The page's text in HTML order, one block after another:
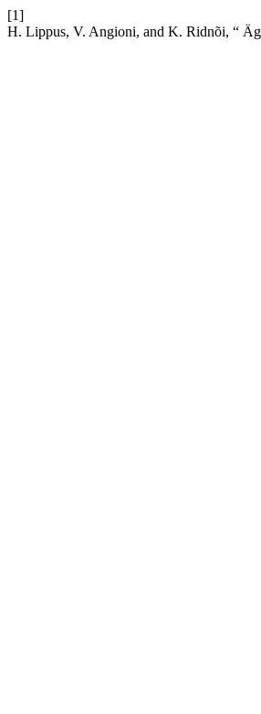
[1]
H. Lippus, V. Angioni, and K. Ridnõi, “